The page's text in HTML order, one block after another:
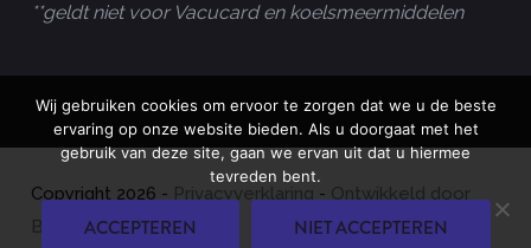
**geldt niet voor Vacucard en koelsmeermiddelen
Copyright 2026 - Privacyverklaring - Ontwikkeld door
Best4u Group B.V.
Wij gebruiken cookies om ervoor te zorgen dat we u de beste
ervaring op onze website bieden. Als u doorgaat met het
gebruik van deze site, gaan we ervan uit dat u hiermee
tevreden bent.
ACCEPTEREN NIET ACCEPTEREN